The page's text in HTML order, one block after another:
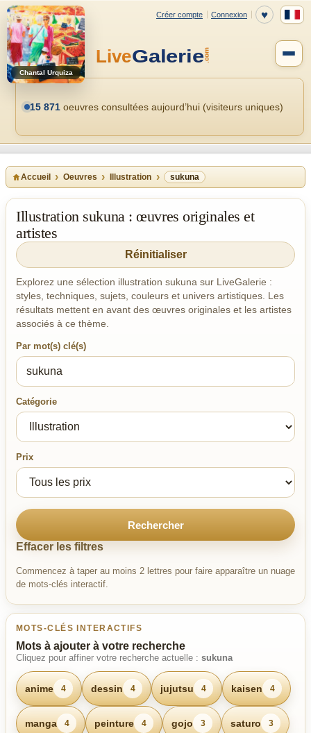
Chantal Urquiza
15 871 oeuvres consultées aujourd’hui (visiteurs uniques)
Accueil Oeuvres Illustration sukuna
Illustration sukuna : œuvres originales et
artistes
Réinitialiser
Explorez une sélection illustration sukuna sur LiveGalerie :
styles, techniques, sujets, couleurs et univers artistiques. Les
résultats mettent en avant des œuvres originales et les artistes
associés à ce thème.
Par mot(s) clé(s)
Catégorie
Prix
Rechercher
Effacer les filtres
Commencez à taper au moins 2 lettres pour faire apparaître un nuage
de mots-clés interactif.
MOTS-CLÉS INTERACTIFS
Mots à ajouter à votre recherche
Cliquez pour affiner votre recherche actuelle : sukuna
anime 4 dessin 4 jujutsu 4 kaisen 4
manga 4 peinture 4 gojo 3 saturo 3